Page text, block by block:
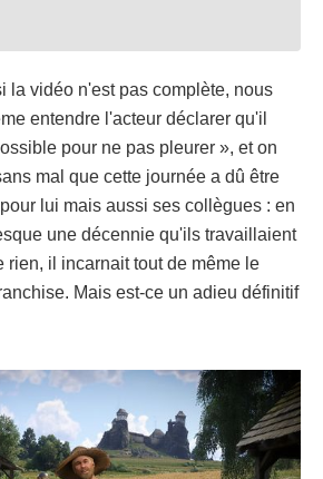
la vidéo n'est pas complète, nous
entendre l'acteur déclarer qu'il
pour ne pas pleurer », et on
mal que cette journée a dû être
lui mais aussi ses collègues : en
une décennie qu'ils travaillaient
rien, il incarnait tout de même le
Mais est-ce un adieu définitif